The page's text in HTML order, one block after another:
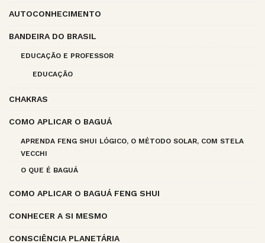
AUTOCONHECIMENTO
BANDEIRA DO BRASIL
EDUCAÇÃO E PROFESSOR
EDUCAÇÃO
CHAKRAS
COMO APLICAR O BAGUÁ
APRENDA FENG SHUI LÓGICO, O MÉTODO SOLAR, COM STELA
VECCHI
O QUE É BAGUÁ
COMO APLICAR O BAGUÁ FENG SHUI
CONHECER A SI MESMO
CONSCIÊNCIA PLANETÁRIA